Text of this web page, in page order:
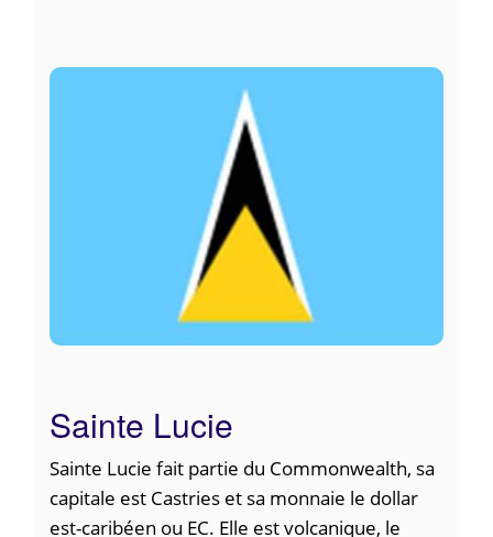
Sainte Lucie
Sainte Lucie fait partie du Commonwealth, sa
capitale est Castries et sa monnaie le dollar
est-caribéen ou EC. Elle est volcanique, le